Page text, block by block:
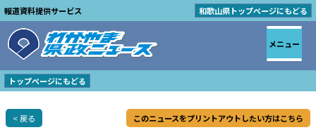
報道資料提供サービス 和歌山県トップページにもどる
トップページにもどる
< 戻る このニュースをプリントアウトしたい方はこちら
メニュー